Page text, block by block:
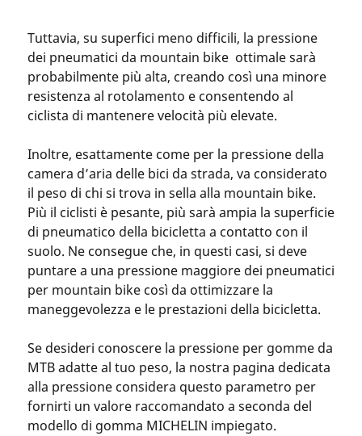
Tuttavia, su superfici meno difficili, la pressione
dei pneumatici da mountain bike ottimale sarà
probabilmente più alta, creando così una minore
resistenza al rotolamento e consentendo al
ciclista di mantenere velocità più elevate.
Inoltre, esattamente come per la pressione della
camera d’aria delle bici da strada, va considerato
il peso di chi si trova in sella alla mountain bike.
Più il ciclisti è pesante, più sarà ampia la superficie
di pneumatico della bicicletta a contatto con il
suolo. Ne consegue che, in questi casi, si deve
puntare a una pressione maggiore dei pneumatici
per mountain bike così da ottimizzare la
maneggevolezza e le prestazioni della bicicletta.
Se desideri conoscere la pressione per gomme da
MTB adatte al tuo peso, la nostra pagina dedicata
alla pressione considera questo parametro per
fornirti un valore raccomandato a seconda del
modello di gomma MICHELIN impiegato.